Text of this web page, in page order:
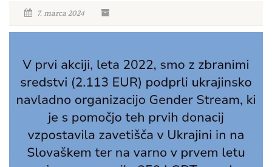
7. marca 2024